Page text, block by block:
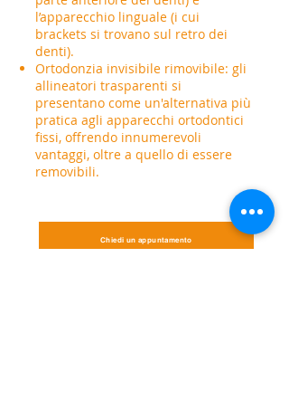
l’apparecchio linguale (i cui
brackets si trovano sul retro dei
denti).
Ortodonzia invisibile rimovibile: gli
allineatori trasparenti si
presentano come un'alternativa più
pratica agli apparecchi ortodontici
fissi, offrendo innumerevoli
vantaggi, oltre a quello di essere
removibili.
Chiedi un appuntamento